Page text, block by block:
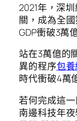
2021年，深
關，成為全
GDP衝破3萬
站在3萬億的
異的程序包
時代衝破4萬
若何完成這
南邊科技年